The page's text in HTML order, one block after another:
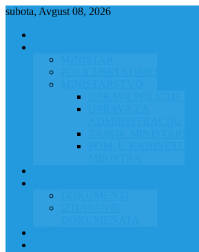
subota, Avgust 08, 2026